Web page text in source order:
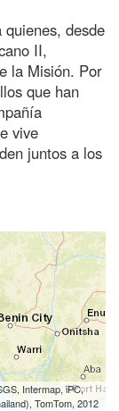
desde
II,
la Misión. Por
que han
vive
juntos a los
Intermap, iPC,
TomTom, 2012